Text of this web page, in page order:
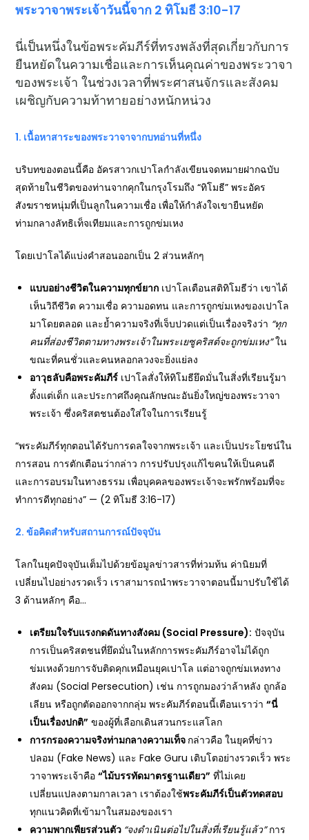
พระวาจาพระเจ้าวันนี้จาก 2 ทิโมธี 3:10-17
นี่เป็นหนึ่งในข้อพระคัมภีร์ที่ทรงพลังที่สุดเกี่ยวกับการ
ยืนหยัดในความเชื่อและการเห็นคุณค่าของพระวาจา
ของพระเจ้า ในช่วงเวลาที่พระศาสนจักรและสังคม
เผชิญกับความท้าทายอย่างหนักหน่วง
1. เนื้อหาสาระของพระวาจาจากบทอ่านที่หนึ่ง
บริบทของตอนนี้คือ อัครสาวกเปาโลกำลังเขียนจดหมายฝากฉบับ
สุดท้ายในชีวิตของท่านจากคุกในกรุงโรมถึง “ทิโมธี” พระอัคร
สังฆราชหนุ่มที่เป็นลูกในความเชื่อ เพื่อให้กำลังใจเขายืนหยัด
ท่ามกลางลัทธิเท็จเทียมและการถูกข่มเหง
โดยเปาโลได้แบ่งคำสอนออกเป็น 2 ส่วนหลักๆ
แบบอย่างชีวิตในความทุกข์ยาก เปาโลเตือนสติทิโมธีว่า เขาได้
เห็นวิถีชีวิต ความเชื่อ ความอดทน และการถูกข่มเหงของเปาโล
มาโดยตลอด และย้ำความจริงที่เจ็บปวดแต่เป็นเรื่องจริงว่า “ทุก
คนที่ส่องชีวิตตามทางพระเจ้าในพระเยซูคริสต์จะถูกข่มเหง”ใน
ขณะที่คนชั่วและคนหลอกลวงจะยิ่งแย่ลง
อาวุธลับคือพระคัมภีร์ เปาโลสั่งให้ทิโมธียึดมั่นในสิ่งที่เรียนรู้มา
ตั้งแต่เด็ก และประกาศถึงคุณลักษณะอันยิ่งใหญ่ของพระวาจา
พระเจ้า ซึ่งคริสตชนต้องใส่ใจในการเรียนรู้
“พระคัมภีร์ทุกตอนได้รับการดลใจจากพระเจ้า และเป็นประโยชน์ใน
การสอน การตักเตือนว่ากล่าว การปรับปรุงแก้ไขคนให้เป็นคนดี
และการอบรมในทางธรรม เพื่อบุคคลของพระเจ้าจะพรักพร้อมที่จะ
ทำการดีทุกอย่าง” — (2 ทิโมธี 3:16-17)
2. ข้อคิดสำหรับสถานการณ์ปัจจุบัน
โลกในยุคปัจจุบันเต็มไปด้วยข้อมูลข่าวสารที่ท่วมท้น ค่านิยมที่
เปลี่ยนไปอย่างรวดเร็ว เราสามารถนำพระวาจาตอนนี้มาปรับใช้ได้
3 ด้านหลักๆ คือ…
เตรียมใจรับแรงกดดันทางสังคม (Social Pressure): ปัจจุบัน
การเป็นคริสตชนที่ยึดมั่นในหลักการพระคัมภีร์อาจไม่ได้ถูก
ข่มเหงด้วยการจับติดคุกเหมือนยุคเปาโล แต่อาจถูกข่มเหงทาง
สังคม (Social Persecution) เช่น การถูกมองว่าล้าหลัง ถูกล้อ
เลียน หรือถูกตัดออกจากกลุ่ม พระคัมภีร์ตอนนี้เตือนเราว่า“นี่
เป็นเรื่องปกติ” ของผู้ที่เลือกเดินสวนกระแสโลก
การกรองความจริงท่ามกลางความเท็จ กล่าวคือ ในยุคที่ข่าว
ปลอม (Fake News) และ Fake Guru เติบโตอย่างรวดเร็ว พระ
วาจาพระเจ้าคือ“ไม้บรรทัดมาตรฐานเดียว” ที่ไม่เคย
เปลี่ยนแปลงตามกาลเวลา เราต้องใช้พระคัมภีร์เป็นตัวทดสอบ
ทุกแนวคิดที่เข้ามาในสมองของเรา
ความพากเพียรส่วนตัว “จงดำเนินต่อไปในสิ่งที่เรียนรู้แล้ว”การ